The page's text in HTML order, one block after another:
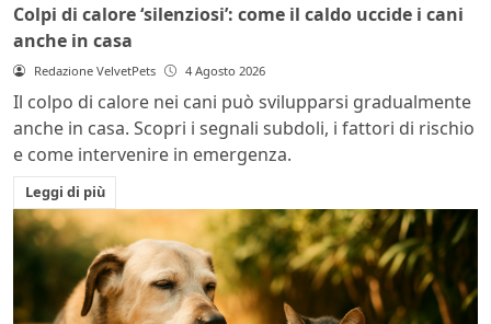
Colpi di calore ‘silenziosi’: come il caldo uccide i cani
anche in casa
Redazione VelvetPets 4 Agosto 2026
Il colpo di calore nei cani può svilupparsi gradualmente
anche in casa. Scopri i segnali subdoli, i fattori di rischio
e come intervenire in emergenza.
Leggi di più